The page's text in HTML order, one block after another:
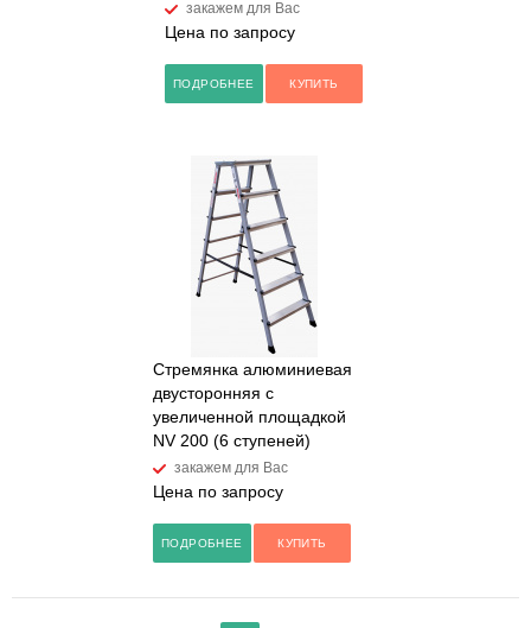
закажем для Вас
Цена по запросу
ПОДРОБНЕЕ КУПИТЬ
Стремянка алюминиевая
двусторонняя с
увеличенной площадкой
NV 200 (6 ступеней)
закажем для Вас
Цена по запросу
ПОДРОБНЕЕ КУПИТЬ